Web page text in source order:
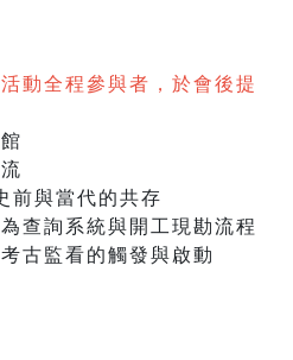
活動全程參與者，於會後提
前與當代的共存
查詢系統與開工現勘流程
古監看的觸發與啟動